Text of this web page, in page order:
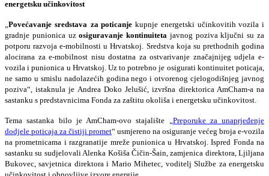
energetsku učinkovitost
„Povećavanje sredstava za poticanje kupnje energetski učinkovitih vozila i
gradnje punionica uzosiguravanje kontinuiteta javnog poziva ključni su za
potporu razvoja e-mobilnosti u Hrvatskoj. Sredstva koja su prethodnih godina
alocirana za e-mobilnost nisu dostatna za ostvarivanje značajnijeg udjela e-
vozila i punionica u Hrvatskoj. Uz to potrebno je osigurati kontinuitet poticaja,
ne samo u smislu nadolazećih godina nego i otvorenog cjelogodišnjeg javnog
poziva“, istaknula je Andrea Doko Jelušić, izvršna direktorica AmCham-a na
sastanku s predstavnicima Fonda za zaštitu okoliša i energetsku učinkovitost.
Tema sastanka bilo je AmCham-ovo stajalište „Preporuke za unaprjeđenje
dodjele poticaja za čistiji promet“ usmjereno na osiguranje većeg broja e-vozila
na prometnicama i razgranatije mreže punionica u Hrvatskoj. Ispred Fonda na
sastanku su sudjelovali Alenka Košiša Čičin-Šain, zamjenica direktora, Ljiljana
Bukovec, savjetnica direktora i Mario Mihetec, voditelj Službe za energetsku